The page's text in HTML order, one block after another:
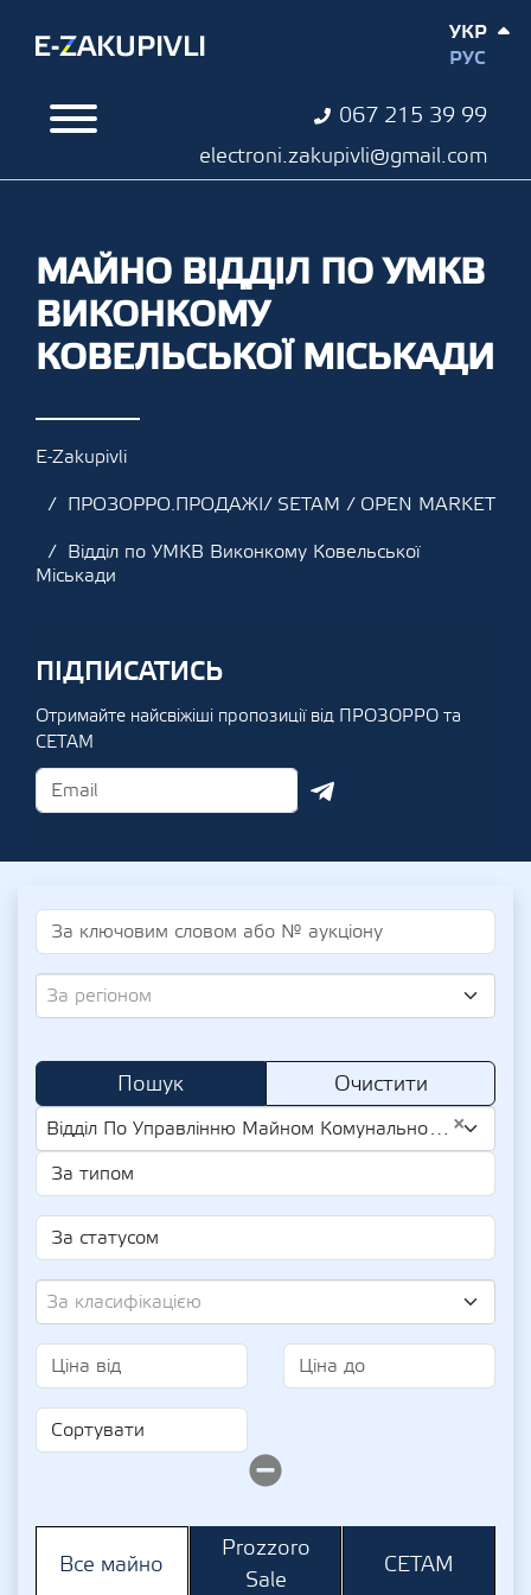
067 215 39 99
electroni.zakupivli@gmail.com
УКР
РУС
МАЙНО ВІДДІЛ ПО УМКВ
ВИКОНКОМУ
КОВЕЛЬСЬКОЇ МІСЬКАДИ
E-Zakupivli
ПРОЗОРРО.ПРОДАЖІ/ SETAM / OPEN MARKET
Відділ по УМКВ Виконкому Ковельської
Міськади
ПІДПИСАТИСЬ
Отримайте найсвіжіші пропозиції від ПРОЗОРРО та
СЕТАМ
За регіоном
Пошук Очистити
×
Відділ По Управлінню Майном Комунальної Власності Виконавчого Комітету Ковельської Міської Ради (UA-EDR 23254967)
За класифікацією
Все майно
Prozzoro
Sale
СЕТАМ